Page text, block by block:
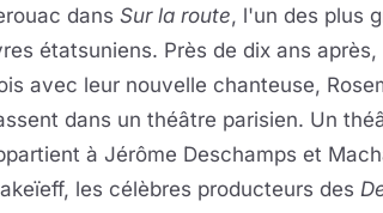
dans Sur la route, l'un des plus
étatsuniens. Près de dix ans après,
avec leur nouvelle chanteuse,
dans un théâtre parisien. Un
à Jérôme Deschamps et
les célèbres producteurs des